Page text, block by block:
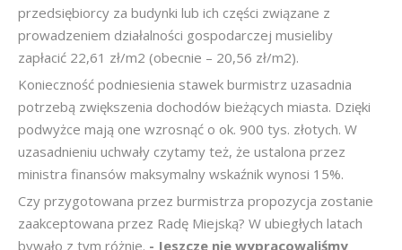
przedsiębiorcy za budynki lub ich części związane z
prowadzeniem działalności gospodarczej musieliby
zapłacić 22,61 zł/m2 (obecnie – 20,56 zł/m2).
Konieczność podniesienia stawek burmistrz uzasadnia
potrzebą zwiększenia dochodów bieżących miasta. Dzięki
podwyżce mają one wzrosnąć o ok. 900 tys. złotych. W
uzasadnieniu uchwały czytamy też, że ustalona przez
ministra finansów maksymalny wskaźnik wynosi 15%.
Czy przygotowana przez burmistrza propozycja zostanie
zaakceptowana przez Radę Miejską? W ubiegłych latach
bywało z tym różnie. - Jeszcze nie wypracowaliśmy